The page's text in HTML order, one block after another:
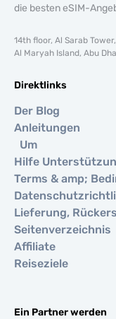
die besten eSIM-
14th floor, Al Sarab
Al Maryah Island, Abu
Direktlinks
Der Blog
Anleitungen
Um
Hilfe
Terms & amp;
Lieferung,
Seitenverzeichnis
Affiliate
Reiseziele
Ein Partner werden